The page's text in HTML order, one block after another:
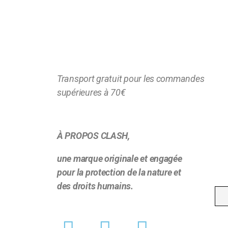
Transport gratuit pour les commandes
supérieures à 70€
À PROPOS CLASH,
une marque originale et engagée
pour la protection de la nature et
des droits humains.